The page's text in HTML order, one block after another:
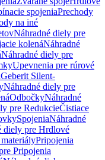
spojeniaPrechody
na iné
Náhradné diely pre
kolenáNáhradné
Náhradné diely pre
Upevnenia pre rúrové
Geberit Silent-
Náhradné diely pre
OdbočkyNáhradné
pre RedukcieČistiace
SpojeniaNáhradné
diely pre Hrdlové
Pripojenia
Pripojenia